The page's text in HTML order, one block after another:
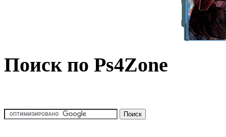
Поиск по Ps4Zone